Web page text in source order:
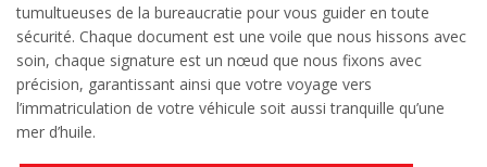
tumultueuses de la bureaucratie pour vous guider en toute
sécurité. Chaque document est une voile que nous hissons avec
soin, chaque signature est un nœud que nous fixons avec
précision, garantissant ainsi que votre voyage vers
l’immatriculation de votre véhicule soit aussi tranquille qu’une
mer d’huile.